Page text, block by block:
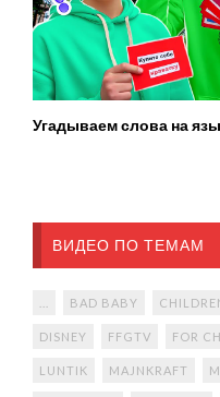
Угадываем слова на
ВИДЕО ПО ТЕМАМ
BAD BABY
DISNEY FFGTV FOR
LUNTIK MAJNKRAFT